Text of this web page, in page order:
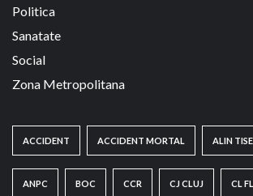
Politica
Sanatate
Social
Zona Metropolitana
ACCIDENT ACCIDENT MORTAL ALIN TISE
ANPC BOC CCR CJ CLUJ CL